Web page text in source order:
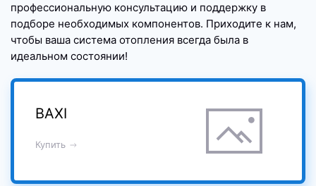
профессиональную консультацию и поддержку в
подборе необходимых компонентов. Приходите к нам,
чтобы ваша система отопления всегда была в
идеальном состоянии!
BAXI
Купить